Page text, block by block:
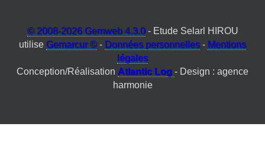
© 2008-2026 Gemweb 4.3.0- Etude Selarl HIROU
utilise Gemarcur © - Données personnelles - Mentions
légales
Conception/Réalisation Atlantic Log - Design : agence
harmonie